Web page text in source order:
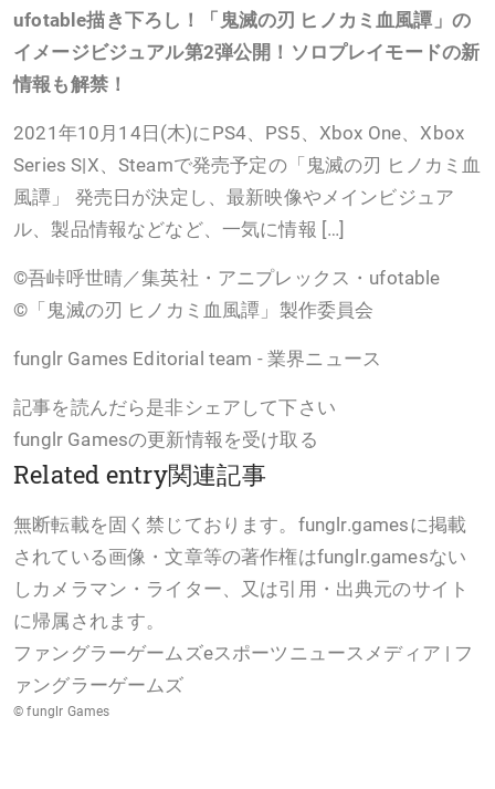
ufotable描き下ろし！「鬼滅の刃 ヒノカミ血風譚」の
イメージビジュアル第2弾公開！ソロプレイモードの新
情報も解禁！
2021年10月14日(木)にPS4、PS5、Xbox One、Xbox
Series S|X、Steamで発売予定の「鬼滅の刃 ヒノカミ血
風譚」 発売日が決定し、最新映像やメインビジュア
ル、製品情報などなど、一気に情報 […]
©吾峠呼世晴／集英社・アニプレックス・ufotable
©「鬼滅の刃 ヒノカミ血風譚」製作委員会
funglr Games Editorial team - 業界ニュース
記事を読んだら是非シェアして下さい
funglr Gamesの更新情報を受け取る
Related entry関連記事
無断転載を固く禁じております。funglr.gamesに掲載
されている画像・文章等の著作権はfunglr.gamesない
しカメラマン・ライター、又は引用・出典元のサイト
に帰属されます。
ファングラーゲームズeスポーツニュースメディア | フ
ァングラーゲームズ
© funglr Games